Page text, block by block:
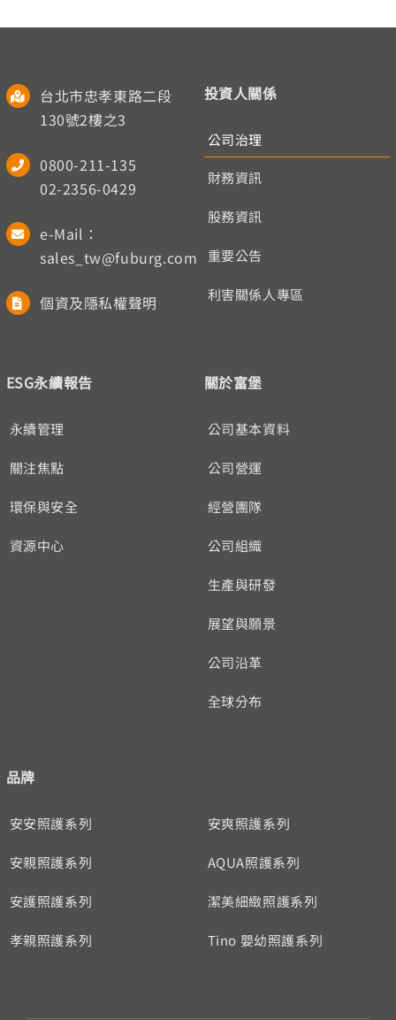
台北市忠孝東路二段
130號2樓之3
0800-211-135
02-2356-0429
e-Mail：
sales_tw@fuburg.com
個資及隱私權聲明
投資人關係
公司治理
財務資訊
股務資訊
重要公告
利害關係人專區
ESG永續報告
永續管理
關注焦點
環保與安全
資源中心
關於富堡
公司基本資料
公司營運
經營團隊
公司組織
生產與研發
展望與願景
公司沿革
全球分布
品牌
安安照護系列
安親照護系列
安護照護系列
孝親照護系列
安爽照護系列
AQUA照護系列
潔美細緻照護系列
Tino 嬰幼照護系列